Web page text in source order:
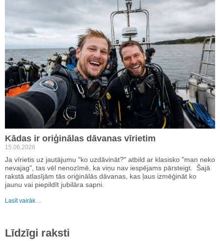
Kādas ir oriģinālas dāvanas vīrietim
15.06.2026
Ja vīrietis uz jautājumu "ko uzdāvināt?" atbild ar klasisko "man neko
nevajag", tas vēl nenozīmē, ka viņu nav iespējams pārsteigt. Šajā
rakstā atlasījām tās oriģinālās dāvanas, kas ļaus izmēģināt ko
jaunu vai piepildīt jubilāra sapni.
Lasīt vairāk…
Līdzīgi raksti